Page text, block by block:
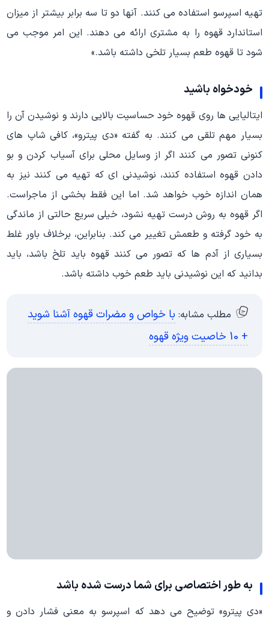
تهیه اسپرسو استفاده می کنند. آنها دو تا سه برابر بیشتر از میزان
استاندارد قهوه را به مشتری ارائه می دهند. این امر موجب می
شود تا قهوه طعم بسیار تلخی داشته باشد.»
خودخواه باشید
ایتالیایی ها روی قهوه خود حساسیت بالایی دارند و نوشیدن آن را
بسیار مهم تلقی می کنند. به گفته «دی پیترو»، کافی شاپ های
کنونی تصور می کنند اگر از وسایل محلی برای آسیاب کردن و بو
دادن قهوه استفاده کنند، نوشیدنی ای که تهیه می کنند نیز به
همان اندازه خوب خواهد شد. اما این فقط بخشی از ماجراست.
اگر قهوه به روش درست تهیه نشود، خیلی سریع حالتی از ماندگی
به خود گرفته و طعمش تغییر می کند. بنابراین، برخلاف باور غلط
بسیاری از آدم ها که تصور می کنند قهوه باید تلخ باشد، باید
بدانید که این نوشیدنی باید طعم خوب داشته باشد.
مطلب مشابه: با خواص و مضرات قهوه آشنا شوید
+ 10 خاصیت ویژه قهوه
به طور اختصاصی برای شما درست شده باشد
«دی پیترو» توضیح می دهد که اسپرسو به معنی فشار دادن و